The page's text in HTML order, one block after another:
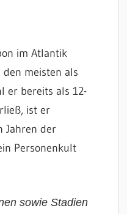
im Atlantik
meisten als
er bereits als 12-
ist er
Jahren der
Personenkult
sowie Stadien